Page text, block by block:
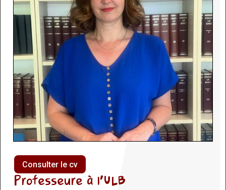
Consulter le cv
Professeure à l’ULB